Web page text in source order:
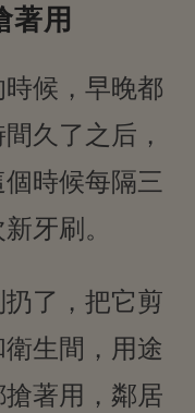
著用
候，早晚都
久了之后，
時候每隔三
牙刷。
了，把它剪
生間，用途
著用，鄰居